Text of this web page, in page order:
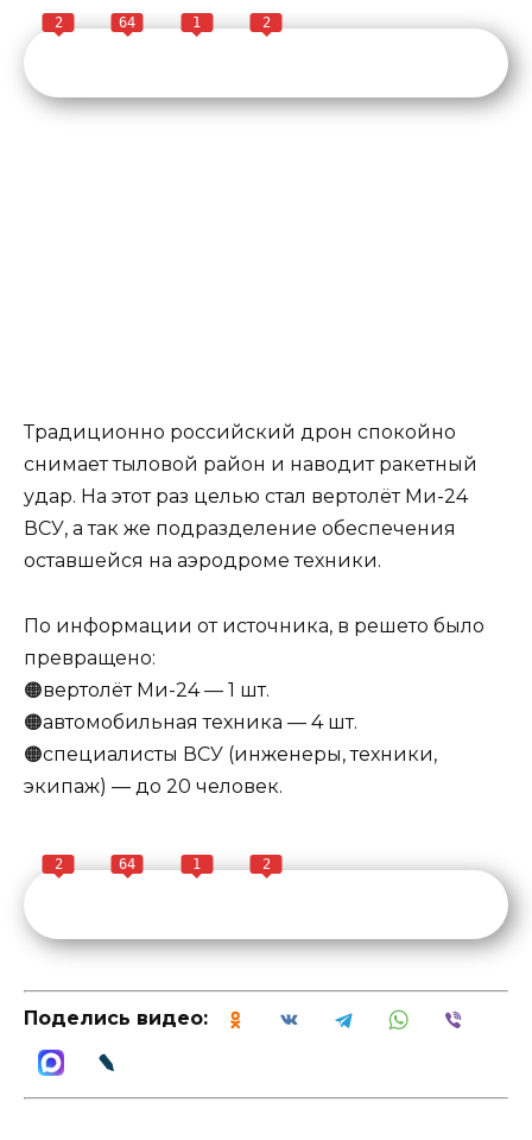
2 64 1 2
Традиционно российский дрон спокойно
снимает тыловой район и наводит ракетный
удар. На этот раз целью стал вертолёт Ми-24
ВСУ, а так же подразделение обеспечения
оставшейся на аэродроме техники.
По информации от источника, в решето было
превращено:
🟠вертолёт Ми-24 — 1 шт.
🟠автомобильная техника — 4 шт.
🟠специалисты ВСУ (инженеры, техники,
экипаж) — до 20 человек.
2 64 1 2
Поделись видео: